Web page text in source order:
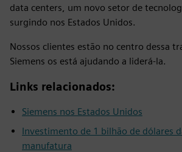
data centers, um novo setor de
surgindo nos Estados Unidos.
Nossos clientes estão no centro dessa
Siemens os está ajudando a liderá-la.
Links relacionados:
Siemens nos Estados Unidos
Investimento de 1 bilhão de dólares
manufatura